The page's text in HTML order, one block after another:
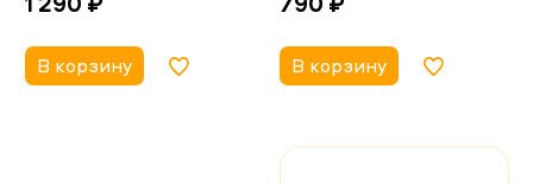
В корзину В корзину